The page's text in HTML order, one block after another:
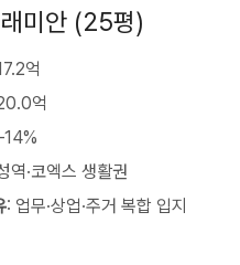
미안 (25평)
억
억
역·코엑스 생활권
: 업무·상업·주거 복합 입지